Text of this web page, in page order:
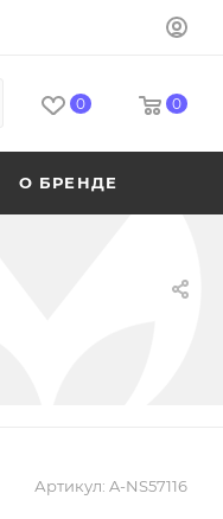
0 0
О БРЕНДЕ
Артикул: A-NS57116